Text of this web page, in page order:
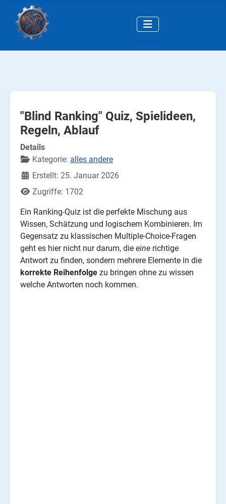
"Blind Ranking" Quiz, Spielideen,
Regeln, Ablauf
Details
Kategorie: alles andere
Erstellt: 25. Januar 2026
Zugriffe: 1702
Ein Ranking-Quiz ist die perfekte Mischung aus
Wissen, Schätzung und logischem Kombinieren. Im
Gegensatz zu klassischen Multiple-Choice-Fragen
geht es hier nicht nur darum, die eine richtige
Antwort zu finden, sondern mehrere Elemente in die
korrekte Reihenfolge zu bringen ohne zu wissen
welche Antworten noch kommen.